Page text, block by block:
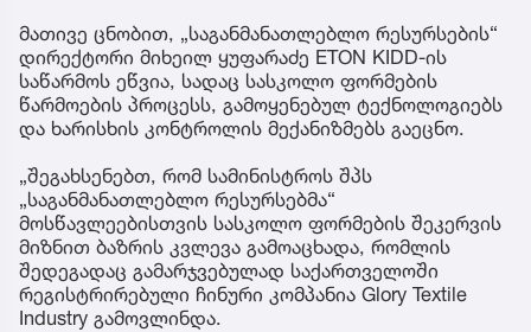
მათივე ცნობით, „საგანმანათლებლო რესურსების“
დირექტორი მიხეილ ყუფარაძე ETON KIDD-ის
საწარმოს ეწვია, სადაც სასკოლო ფორმების
წარმოების პროცესს, გამოყენებულ ტექნოლოგიებს
და ხარისხის კონტროლის მექანიზმებს გაეცნო.
„შეგახსენებთ, რომ სამინისტროს შპს
„საგანმანათლებლო რესურსებმა“
მოსწავლეებისთვის სასკოლო ფორმების შეკერვის
მიზნით ბაზრის კვლევა გამოაცხადა, რომლის
შედეგადაც გამარჯვებულად საქართველოში
რეგისტრირებული ჩინური კომპანია Glory Textile
Industry გამოვლინდა.